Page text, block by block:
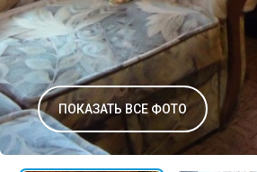
ПОКАЗАТЬ ВСЕ ФОТО